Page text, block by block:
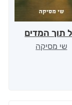
תוך המדים
שי מסיקה